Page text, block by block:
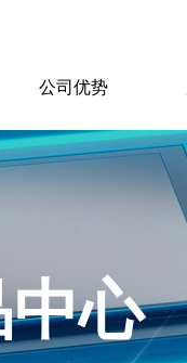
公司优势
中心